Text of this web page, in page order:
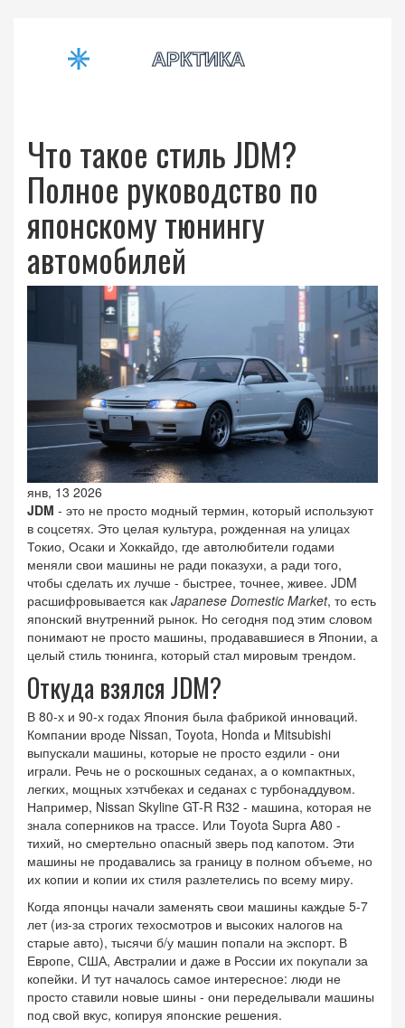
Что такое стиль JDM?
Полное руководство по
японскому тюнингу
автомобилей
янв, 13 2026
JDM - это не просто модный термин, который используют
в соцсетях. Это целая культура, рожденная на улицах
Токио, Осаки и Хоккайдо, где автолюбители годами
меняли свои машины не ради показухи, а ради того,
чтобы сделать их лучше - быстрее, точнее, живее. JDM
расшифровывается как Japanese Domestic Market, то есть
японский внутренний рынок. Но сегодня под этим словом
понимают не просто машины, продававшиеся в Японии, а
целый стиль тюнинга, который стал мировым трендом.
Откуда взялся JDM?
В 80-х и 90-х годах Япония была фабрикой инноваций.
Компании вроде Nissan, Toyota, Honda и Mitsubishi
выпускали машины, которые не просто ездили - они
играли. Речь не о роскошных седанах, а о компактных,
легких, мощных хэтчбеках и седанах с турбонаддувом.
Например, Nissan Skyline GT-R R32 - машина, которая не
знала соперников на трассе. Или Toyota Supra A80 -
тихий, но смертельно опасный зверь под капотом. Эти
машины не продавались за границу в полном объеме, но
их копии и копии их стиля разлетелись по всему миру.
Когда японцы начали заменять свои машины каждые 5-7
лет (из-за строгих техосмотров и высоких налогов на
старые авто), тысячи б/у машин попали на экспорт. В
Европе, США, Австралии и даже в России их покупали за
копейки. И тут началось самое интересное: люди не
просто ставили новые шины - они переделывали машины
под свой вкус, копируя японские решения.